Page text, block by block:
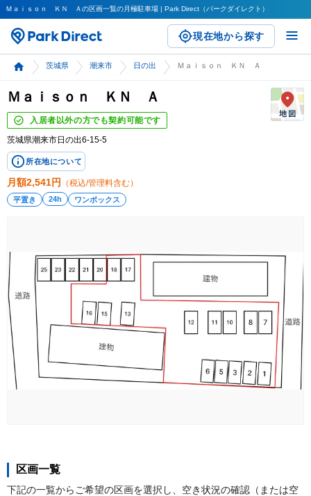
Ｍａｉｓｏｎ ＫＮ Ａの区画一覧の月極駐車場 | Park Direct（パークダイレクト）
現在地から探す
茨城県 潮来市 日の出 Ｍａｉｓｏｎ ＫＮ Ａ
Ｍａｉｓｏｎ ＫＮ Ａ
入居者以外の方でも契約可能です
茨城県潮来市日の出6-15-5
所在地について
月額2,541円 （税込/管理料含む）
平置き 24h ワンボックス
区画一覧
下記の一覧からご希望の区画を選択し、空き状況の確認（または空